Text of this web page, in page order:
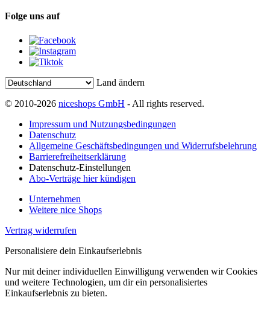
Folge uns auf
Land ändern
© 2010-2026 niceshops GmbH - All rights reserved.
Impressum und Nutzungsbedingungen
Datenschutz
Allgemeine Geschäftsbedingungen und Widerrufsbelehrung
Barrierefreiheitserklärung
Datenschutz-Einstellungen
Abo-Verträge hier kündigen
Unternehmen
Weitere nice Shops
Vertrag widerrufen
Personalisiere dein Einkaufserlebnis
Nur mit deiner individuellen Einwilligung verwenden wir Cookies
und weitere Technologien, um dir ein personalisiertes
Einkaufserlebnis zu bieten.